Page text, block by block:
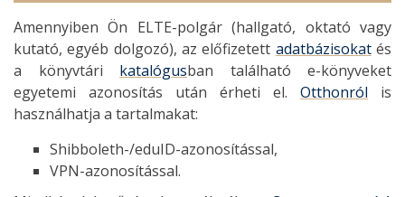
Amennyiben Ön ELTE-polgár (hallgató, oktató vagy
kutató, egyéb dolgozó), az előfizetett adatbázisokatés
a könyvtári katalógusban található e-könyveket
egyetemi azonosítás után érheti el. Otthonról is
használhatja a tartalmakat:
Shibboleth-/eduID-azonosítással,
VPN-azonosítással.